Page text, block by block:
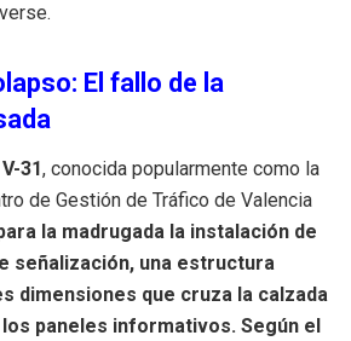
El fallo de la
V-31, conocida popularmente como la
de Gestión de Tráfico de Valencia
la madrugada la instalación de
señalización, una estructura
dimensiones que cruza la calzada
paneles informativos. Según el